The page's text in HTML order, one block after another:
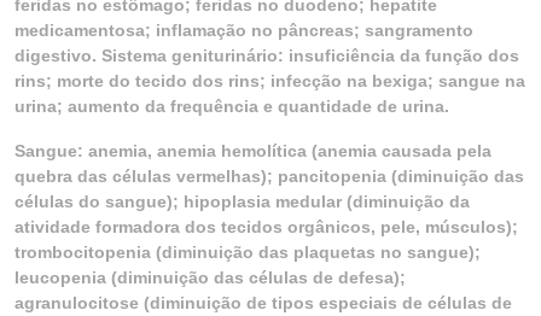
feridas no estômago; feridas no duodeno; hepatite
medicamentosa; inflamação no pâncreas; sangramento
digestivo. Sistema geniturinário: insuficiência da função dos
rins; morte do tecido dos rins; infecção na bexiga; sangue na
urina; aumento da frequência e quantidade de urina.
Sangue: anemia, anemia hemolítica (anemia causada pela
quebra das células vermelhas); pancitopenia (diminuição das
células do sangue); hipoplasia medular (diminuição da
atividade formadora dos tecidos orgânicos, pele, músculos);
trombocitopenia (diminuição das plaquetas no sangue);
leucopenia (diminuição das células de defesa);
agranulocitose (diminuição de tipos especiais de células de